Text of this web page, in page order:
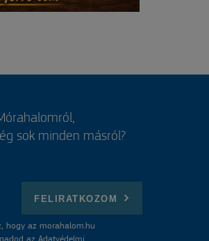
sok minden másról?
FELIRATKOZOM
hogy az morahalom.hu